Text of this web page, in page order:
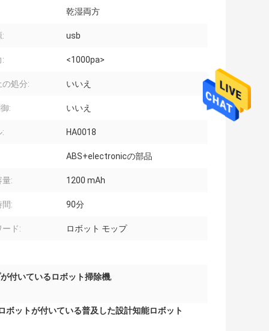
乾湿両方
usb
<1000pa>
の処分: いいえ
: いいえ
: HA0018
ABS+electronicの部品
量: 1200 mAh
間: 90分
ード: ロボット モップ
付いているロボット掃除機,
ットが付いている普及した設計知能ロボット